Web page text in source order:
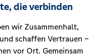
die verbinden
wir Zusammenhalt,
schaffen Vertrauen –
vor Ort. Gemeinsam